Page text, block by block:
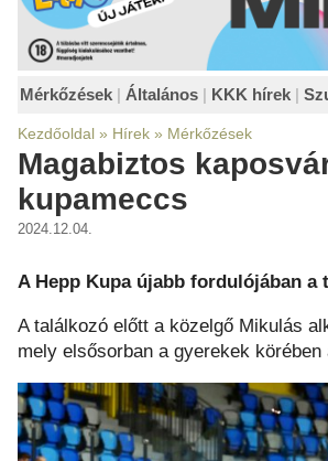
Mérkőzések | Általános | KKK hírek |
Kezdőoldal » Hírek » Mérkőzések
Magabiztos
kupameccs
2024.12.04.
A Hepp Kupa újabb fordulójában
A találkozó előtt a közelgő Mikulás
mely elsősorban a gyerekek